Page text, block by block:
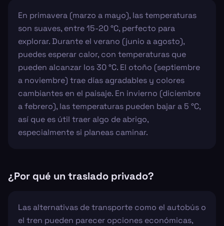
En primavera (marzo a mayo), las temperaturas
son suaves, entre 15-20 °C, perfecto para
explorar. Durante el verano (junio a agosto),
puedes esperar calor, con temperaturas que
pueden alcanzar los 30 °C. El otoño (septiembre
a noviembre) trae días agradables y colores
cambiantes en el paisaje. En invierno (diciembre
a febrero), las temperaturas pueden bajar a 5 °C,
así que es útil traer algo de abrigo,
especialmente si planeas caminar.
¿Por qué un traslado privado?
Las alternativas de transporte como el autobús o
el tren pueden parecer opciones económicas,